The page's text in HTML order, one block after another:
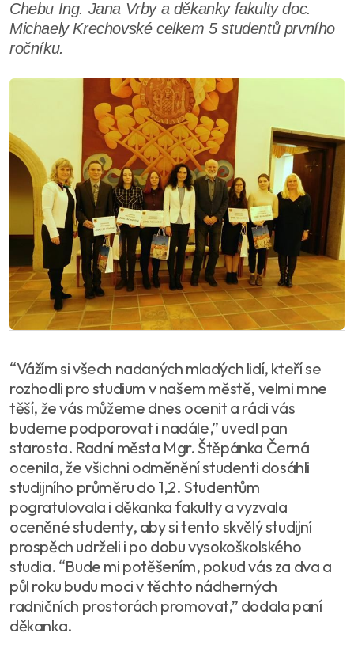
Chebu Ing. Jana Vrby a děkanky fakulty doc.
Michaely Krechovské celkem 5 studentů prvního
ročníku.
“Vážím si všech nadaných mladých lidí, kteří se
rozhodli pro studium v našem městě, velmi mne
těší, že vás můžeme dnes ocenit a rádi vás
budeme podporovat i nadále,” uvedl pan
starosta. Radní města Mgr. Štěpánka Černá
ocenila, že všichni odměnění studenti dosáhli
studijního průměru do 1,2. Studentům
pogratulovala i děkanka fakulty a vyzvala
oceněné studenty, aby si tento skvělý studijní
prospěch udrželi i po dobu vysokoškolského
studia. “Bude mi potěšením, pokud vás za dva a
půl roku budu moci v těchto nádherných
radničních prostorách promovat,” dodala paní
děkanka.